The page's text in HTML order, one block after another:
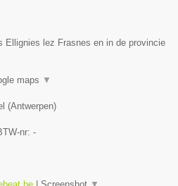
Ellignies lez Frasnes en in de provincie
maps ▼
(Antwerpen)
nr: -